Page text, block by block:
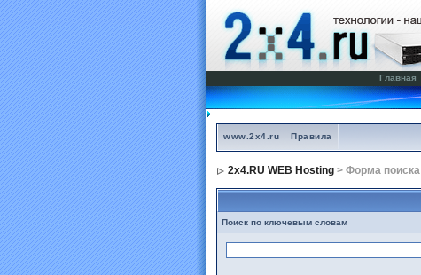
Главная
www.2x4.ru Правила
2x4.RU WEB Hosting > Форма поиска
Поиск по ключевым словам